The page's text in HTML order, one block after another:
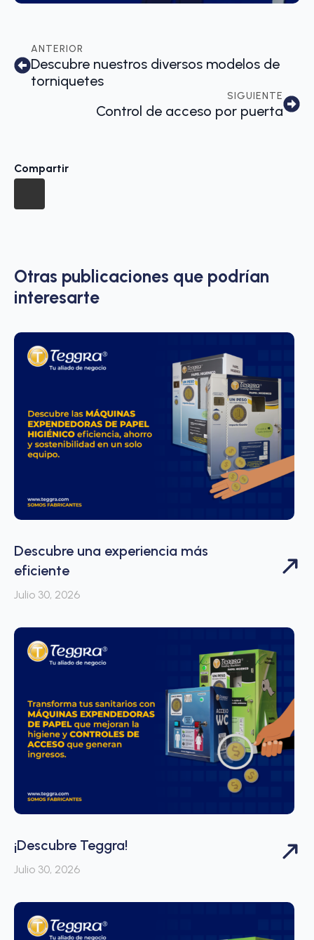
ANTERIOR
Descubre nuestros diversos modelos de
torniquetes
SIGUIENTE
Control de acceso por puerta
Compartir
Otras publicaciones que podrían
interesarte
Descubre una experiencia más
eficiente
Julio 30, 2026
¡Descubre Teggra!
Julio 30, 2026